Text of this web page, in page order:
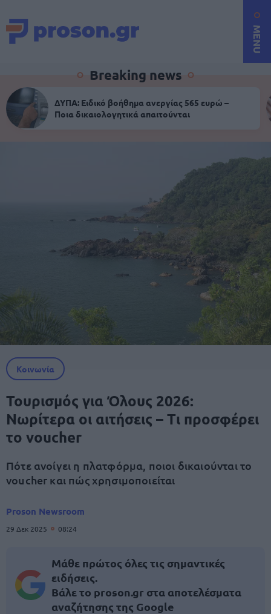
MENU
Breaking news
ΔΥΠΑ: Ειδικό βοήθημα ανεργίας 565 ευρώ –
Ποια δικαιολογητικά απαιτούνται
Κοινωνία
Τουρισμός για Όλους 2026:
Νωρίτερα οι αιτήσεις – Tι προσφέρει
το voucher
Πότε ανοίγει η πλατφόρμα, ποιοι δικαιούνται το
voucher και πώς χρησιμοποιείται
Proson Newsroom
29 Δεκ 2025 08:24
Μάθε πρώτος όλες τις σημαντικές
ειδήσεις.
Βάλε το proson.gr στα αποτελέσματα
αναζήτησης της Google